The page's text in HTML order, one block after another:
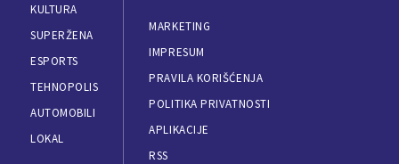
KULTURA
SUPERŽENA
ESPORTS
TEHNOPOLIS
AUTOMOBILI
LOKAL
MARKETING
IMPRESUM
PRAVILA KORIŠĆENJA
POLITIKA PRIVATNOSTI
APLIKACIJE
RSS